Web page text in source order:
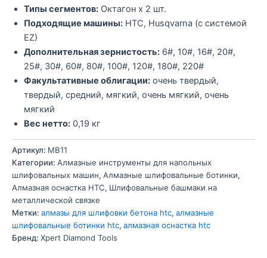
Типы сегментов: Октагон x 2 шт.
Подходящие машины: HTC, Husqvarna (с системой
EZ)
Дополнительная зернистость: 6#, 10#, 16#, 20#,
25#, 30#, 60#, 80#, 100#, 120#, 180#, 220#
Факультативные облигации: очень твердый,
твердый, средний, мягкий, очень мягкий, очень
мягкий
Вес нетто: 0,19 кг
Артикул: MB11
Категории: Алмазные инструменты для напольных
шлифовальных машин, Алмазные шлифовальные ботинки,
Алмазная оснастка HTC, Шлифовальные башмаки на
металлической связке
Метки: алмазы для шлифовки бетона htc, алмазные
шлифовальные ботинки htc, алмазная оснастка htc
Бренд: Xpert Diamond Tools